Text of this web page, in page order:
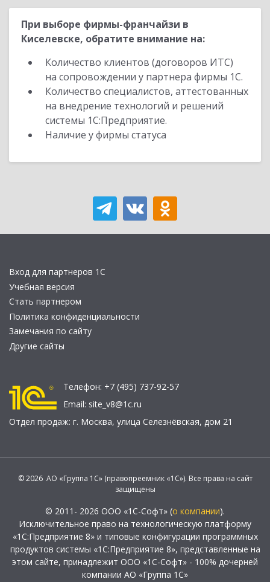
При выборе фирмы-франчайзи в
Киселевске, обратите внимание на:
Количество клиентов (договоров ИТС)
на сопровождении у партнера фирмы 1С.
Количество специалистов, аттестованных
на внедрение технологий и решений
системы 1С:Предприятие.
Наличие у фирмы статуса
Вход для партнеров 1С
Учебная версия
Стать партнером
Политика конфиденциальности
Замечания по сайту
Другие сайты
Телефон: +7 (495) 737-92-57
Email: site_v8@1c.ru
Отдел продаж: г. Москва, улица Селезнёвская, дом 21
© 2026 АО «Группа 1С» (правопреемник «1С»). Все права на сайт
защищены
© 2011- 2026 ООО «1С-Софт» (о компании).
Исключительное право на технологическую платформу
«1С:Предприятие 8» и типовые конфигурации программных
продуктов системы «1С:Предприятие 8», представленные на
этом сайте, принадлежит ООО «1С-Софт» - 100% дочерней
компании АО «Группа 1С»